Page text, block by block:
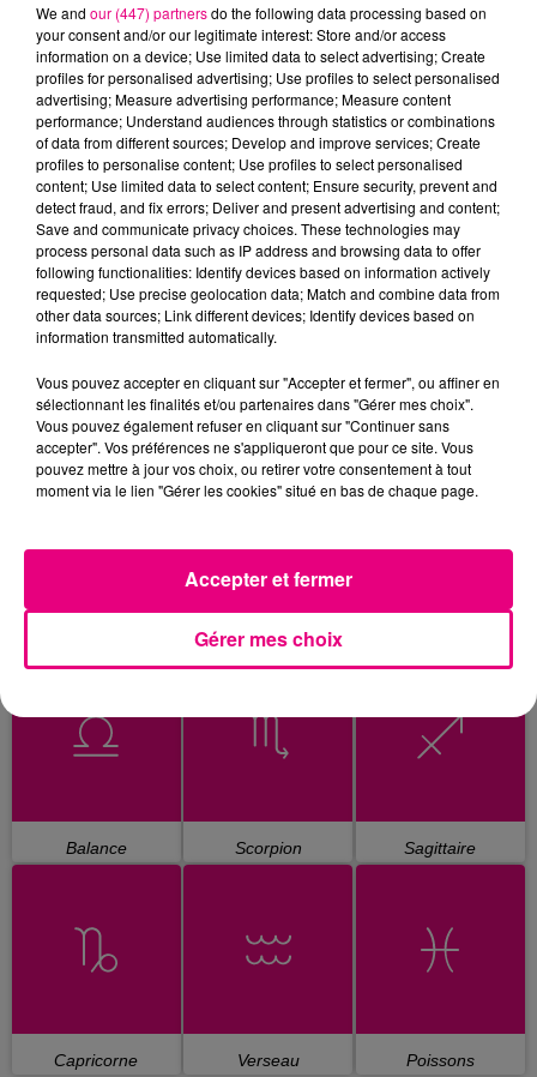
AMEL BENT & HATIK
1,2,3
TAYLOR SWIFT
I Knew It, I Knew
You
ROSALIA
Despecha
L'HOROSCOPE
Bélier Taureau Gémeaux
Lion
Balance Scorpion Sagittaire
Capricorne Verseau Poissons
We and our (447) partnersdo the following data processing based on
your consent and/or our legitimate interest: Store and/or access
information on a device; Use limited data to select advertising; Create
profiles for personalised advertising; Use profiles to select personalised
advertising; Measure advertising performance; Measure content
performance; Understand audiences through statistics or combinations
of data from different sources; Develop and improve services; Create
profiles to personalise content; Use profiles to select personalised
content; Use limited data to select content; Ensure security, prevent and
detect fraud, and fix errors; Deliver and present advertising and content;
Save and communicate privacy choices. These technologies may
process personal data such as IP address and browsing data to offer
following functionalities: Identify devices based on information actively
requested; Use precise geolocation data; Match and combine data from
other data sources; Link different devices; Identify devices based on
information transmitted automatically.
Vous pouvez accepter en cliquant sur "Accepter et fermer", ou affiner en
sélectionnant les finalités et/ou partenaires dans "Gérer mes choix".
Vous pouvez également refuser en cliquant sur "Continuer sans
accepter". Vos préférences ne s'appliqueront que pour ce site. Vous
pouvez mettre à jour vos choix, ou retirer votre consentement à tout
moment via le lien "Gérer les cookies" situé en bas de chaque page.
Gérer mes choix
Accepter et fermer